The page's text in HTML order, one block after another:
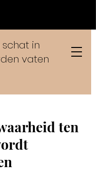
schat in
vaten
ten